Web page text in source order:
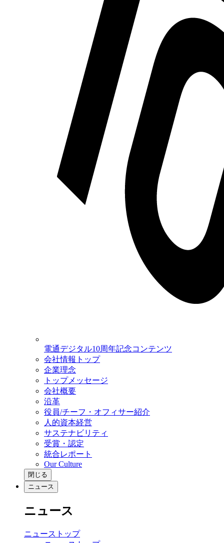
電通デジタル10周年記念コンテンツ
会社情報トップ
企業理念
トップメッセージ
会社概要
沿革
役員/チーフ・オフィサー紹介
人的資本経営
サステナビリティ
受賞・認定
統合レポート
Our Culture
閉じる
ニュース
ニュース
ニューストップ